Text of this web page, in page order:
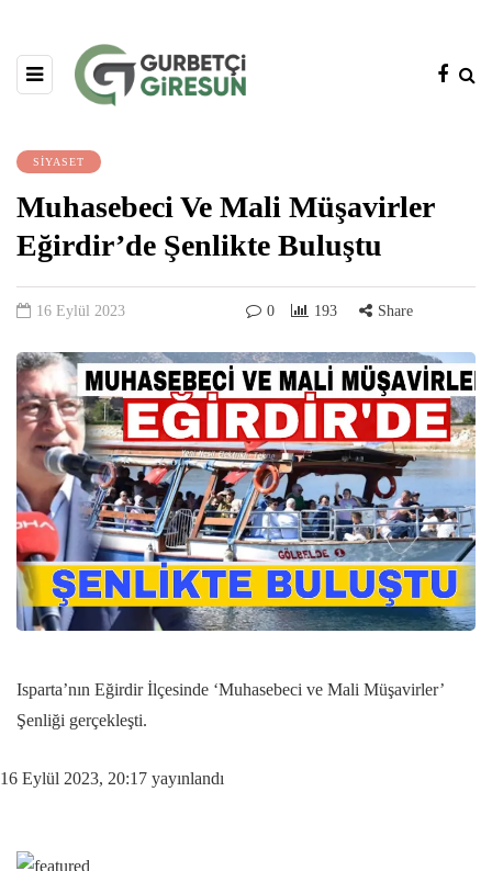
SİYASET
Muhasebeci Ve Mali Müşavirler
Eğirdir’de Şenlikte Buluştu
16 Eylül 2023 0 193 Share
Isparta’nın Eğirdir İlçesinde ‘Muhasebeci ve Mali Müşavirler’
Şenliği gerçekleşti.
16 Eylül 2023, 20:17 yayınlandı